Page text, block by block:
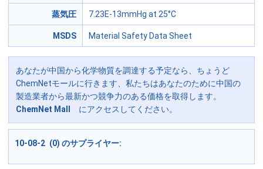
蒸気圧 7.23E-13mmHg at 25°C
MSDS Material Safety Data Sheet
あなたが中国から化学物質を調達する予定なら、ちょうど
ChemNetモールに行きます、私たちはあなたのために中国の
製造業者から最新かつ競争力のある価格を取得します。
ChemNet Mall
にアクセスしてください。
10-08-2 (0) のサプライヤー: